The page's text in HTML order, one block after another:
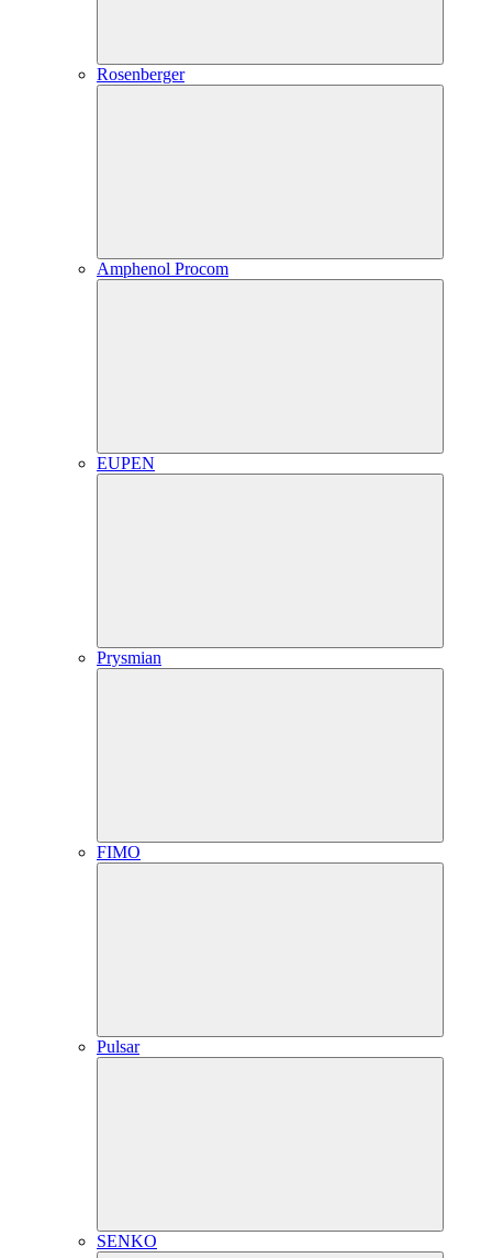
Rosenberger
Amphenol Procom
EUPEN
Prysmian
FIMO
Pulsar
SENKO